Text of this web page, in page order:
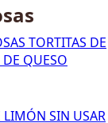
TORTITAS DE
QUESO
LIMÓN SIN USAR